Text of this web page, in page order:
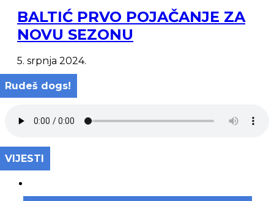
BALTIĆ PRVO POJAČANJE ZA
NOVU SEZONU
5. srpnja 2024.
Rudeš dogs!
VIJESTI